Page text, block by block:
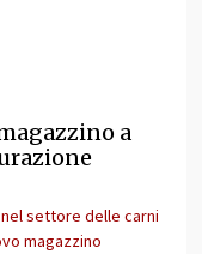
a
settore delle carni
magazzino